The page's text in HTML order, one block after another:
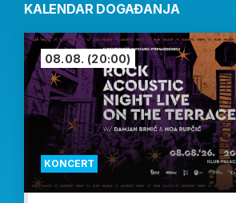
KALENDAR DOGAĐANJA
KONCERT
08.08. (20:00)